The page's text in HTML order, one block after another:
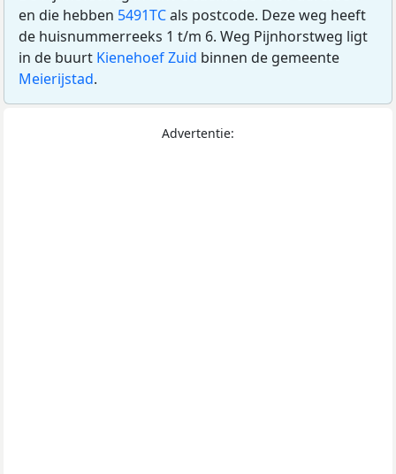
en die hebben 5491TCals postcode. Deze weg heeft
de huisnummerreeks 1 t/m 6. Weg Pijnhorstweg ligt
in de buurt Kienehoef Zuid binnen de gemeente
Meierijstad.
Advertentie: